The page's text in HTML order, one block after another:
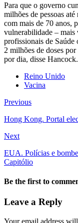
Para que o governo
milhões de pessoas
com mais de 70 anos,
vulnerabilidade – mais
profissionais de Saúde
2 milhões de doses
por dia, disse Hancock.
Reino Unido
Vacina
Previous
Hong Kong. Portal
Next
EUA. Polícias e
Capitólio
Be the first to
Leave a Reply
Your email address